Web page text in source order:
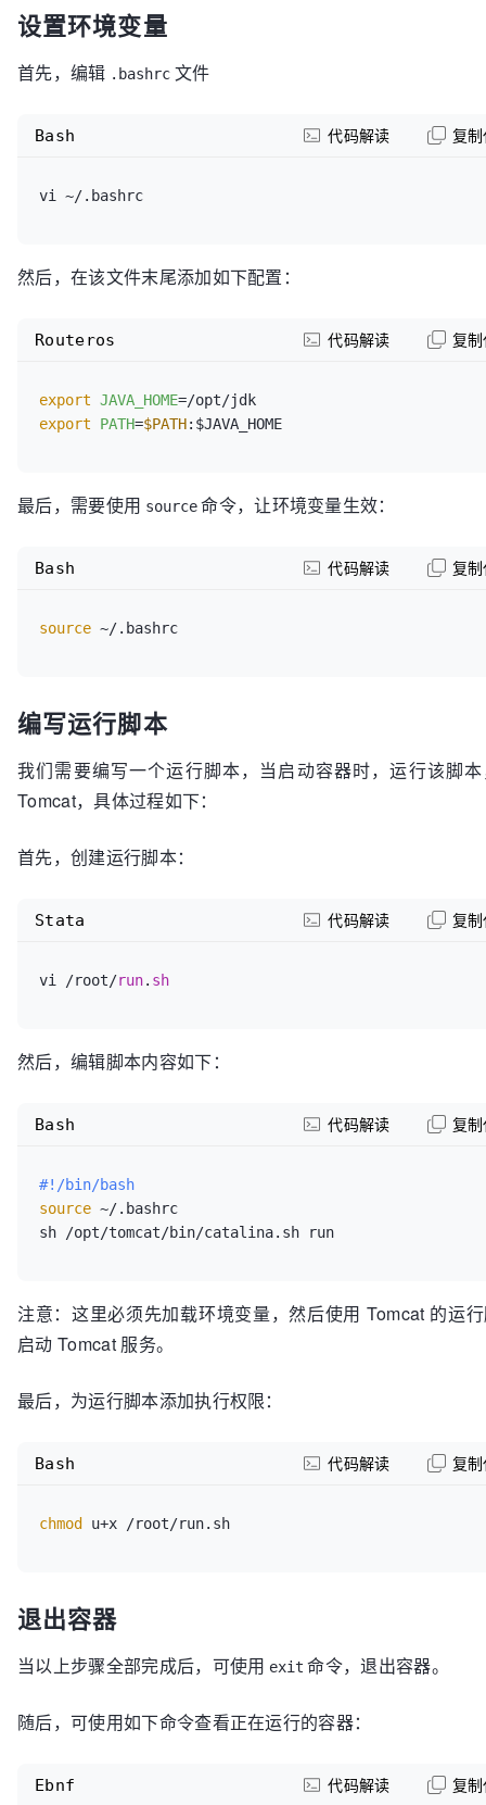
设置环境变量
首先，编辑 .bashrc 文件
Bash 代码解读 复
然后，在该文件末尾添加如下配置：
export JAVA_HOME
export
PATH=$PATH
Routeros 代码解读 复
最后，需要使用 source 命令，让环境变量生效：
source
Bash 代码解读 复
编写运行脚本
我们需要编写一个运行脚本，当启动容器时，运行该脚
Tomcat，具体过程如下：
首先，创建运行脚本：
vi /root/run. sh
Stata 代码解读 复
然后，编辑脚本内容如下：
#!/bin/bash
source ~/.bashrc
Bash 代码解读 复
注意：这里必须先加载环境变量，然后使用 Tomcat 的运
启动 Tomcat 服务。
最后，为运行脚本添加执行权限：
chmod
Bash 代码解读 复
退出容器
当以上步骤全部完成后，可使用 exit 命令，退出容器。
随后，可使用如下命令查看正在运行的容器：
Ebnf 代码解读 复